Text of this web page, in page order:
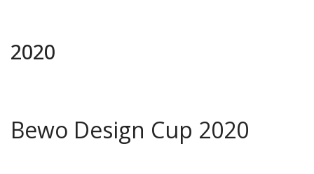
2020
Bewo Design Cup 2020